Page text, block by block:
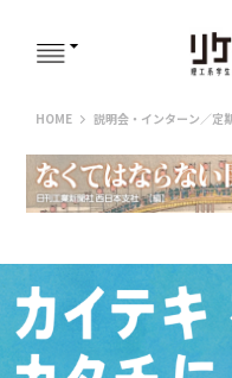
HOMEリケイノシゴト
説明会・インターン／定